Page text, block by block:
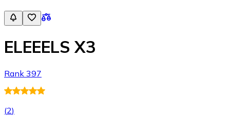
ELEEELS X3
Rank 397
(2)